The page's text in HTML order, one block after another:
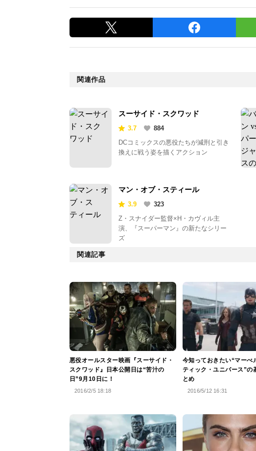
関連作品
スーサイド・スクワッド
3.7
884
DCコミックスの悪役たちが減刑と引き
換えに戦う姿を描くアクション
マン・オブ・スティール
3.9
323
Z・スナイダー監督×H・カヴィル主
演、『スーパーマン』の新たなシリー
ズ
関連記事
悪役オールスター映画『スーサイド・
スクワッド』日本公開日は“苦汁の
日”9月10日に！
2016/2/5 18:18
今知っておきたい“マーべ
ティック・ユニバース”の
とめ
2016/5/12 16:31